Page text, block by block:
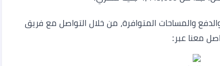
والمساحات المتوافرة، من خلال التواصل مع فريق
معنا عبر: